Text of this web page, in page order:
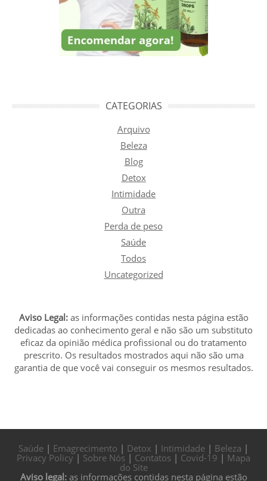
CATEGORIAS
Arquivo
Beleza
Blog
Detox
Intimidade
Outra
Perda de peso
Saúde
Todos
Uncategorized
Aviso Legal:as informações contidas nesta página estão
dedicadas ao conhecimento geral e não são um substituto
eficaz da opinião médica profissional ou do tratamento
prescrito. Os resultados mostrados aqui não são uma
garantia de que você vai conseguir os mesmos resultados.
Saúde | Emagrecimento | Detox | Intimidade | Beleza |
Privacy Policy| Sobre Nós | Contatos | Covid-19 | Mapa
do Site
Aviso legal:as informações contidas nesta página estão